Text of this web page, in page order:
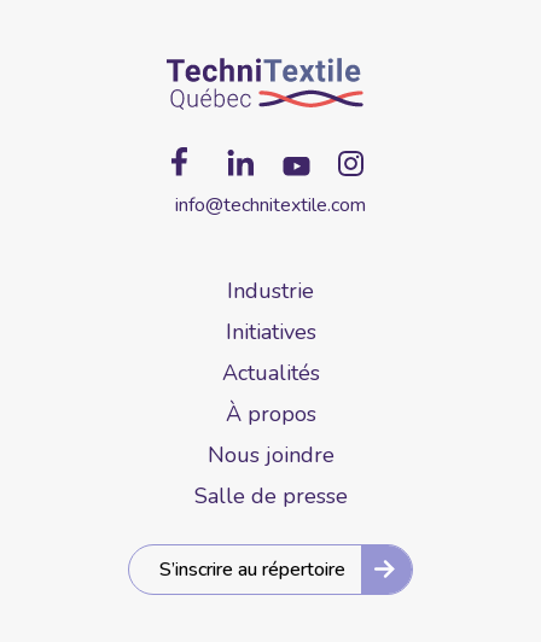
info@technitextile.com
Industrie
Initiatives
Actualités
À propos
Nous joindre
Salle de presse
S’inscrire au répertoire